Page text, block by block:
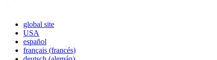
global site
USA
español
français (francés)